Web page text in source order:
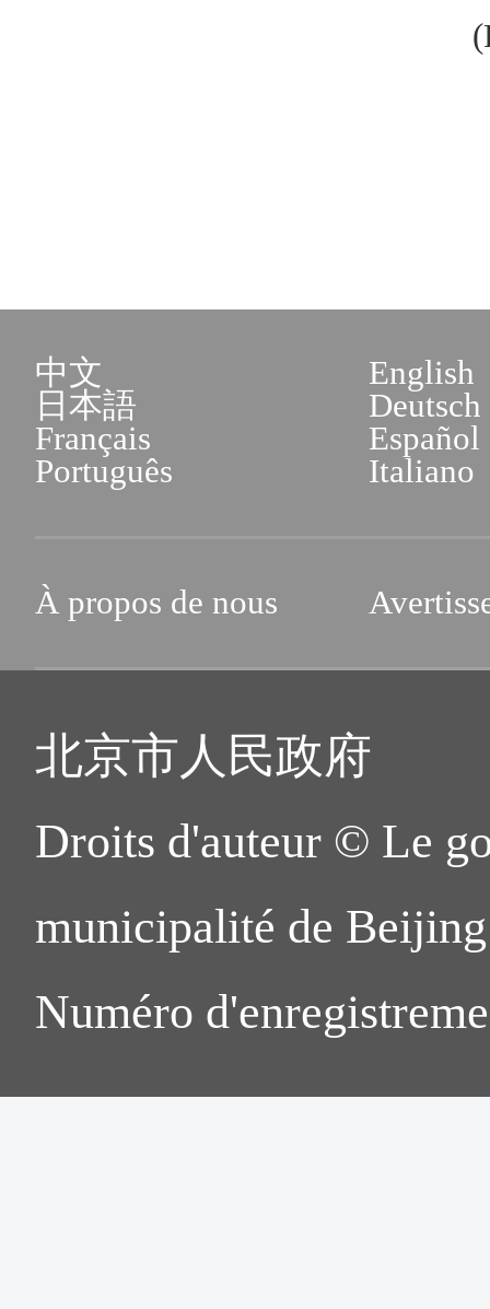
中文
English
日本語
Deutsch
Français
Español
Português
Italiano
À propos de nous
北京市人民政府
Droits d'auteur © Le
municipalité de
Numéro